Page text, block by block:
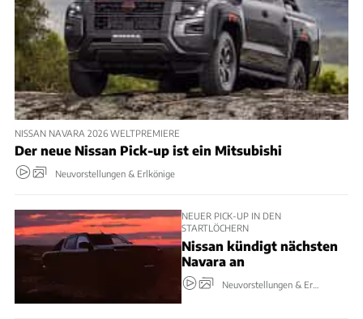
NISSAN NAVARA 2026 WELTPREMIERE
Der neue Nissan Pick-up ist ein Mitsubishi
Neuvorstellungen & Erlkönige
NEUER PICK-UP IN DEN
STARTLÖCHERN
Nissan kündigt nächsten
Navara an
Neuvorstellungen & Erlkönige